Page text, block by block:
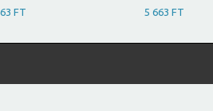
FT 5 663 FT